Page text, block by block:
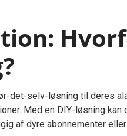
det-selv-løsning til deres
Med en DIY-løsning
af dyre abonnementer